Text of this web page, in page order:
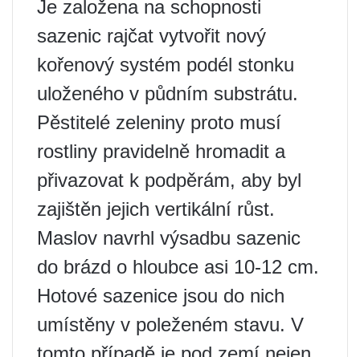
Je založena na schopnosti
sazenic rajčat vytvořit nový
kořenový systém podél stonku
uloženého v půdním substrátu.
Pěstitelé zeleniny proto musí
rostliny pravidelně hromadit a
přivazovat k podpěrám, aby byl
zajištěn jejich vertikální růst.
Maslov navrhl výsadbu sazenic
do brázd o hloubce asi 10-12 cm.
Hotové sazenice jsou do nich
umístěny v poleženém stavu. V